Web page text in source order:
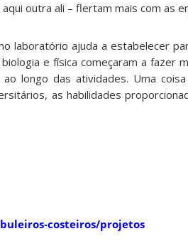
outra ali – flertam mais com as
laboratório ajuda a estabelecer
e física começaram a fazer
ao longo das atividades. Uma
as habilidades
costeiros/projetos